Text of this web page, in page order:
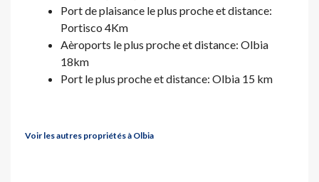
Port de plaisance le plus proche et distance:
Portisco 4Km
Aèroports le plus proche et distance: Olbia
18km
Port le plus proche et distance: Olbia 15 km
Voir les autres propriétés à Olbia